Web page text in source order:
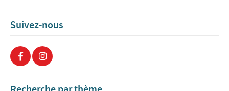
Suivez-nous